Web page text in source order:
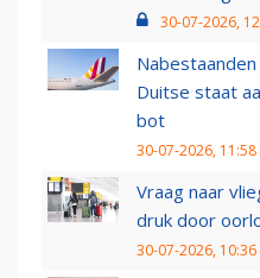
30-07-2026,
Duitse staat
bot
30-07-2026, 11:58
Vraag naar
druk door
30-07-2026, 10:36